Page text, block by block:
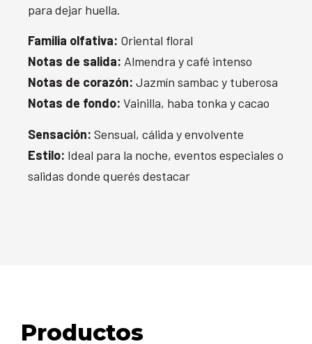
para dejar huella.
Familia olfativa: Oriental floral
Notas de salida: Almendra y café intenso
Notas de corazón: Jazmín sambac y tuberosa
Notas de fondo: Vainilla, haba tonka y cacao
Sensación: Sensual, cálida y envolvente
Estilo: Ideal para la noche, eventos especiales o
salidas donde querés destacar
Productos